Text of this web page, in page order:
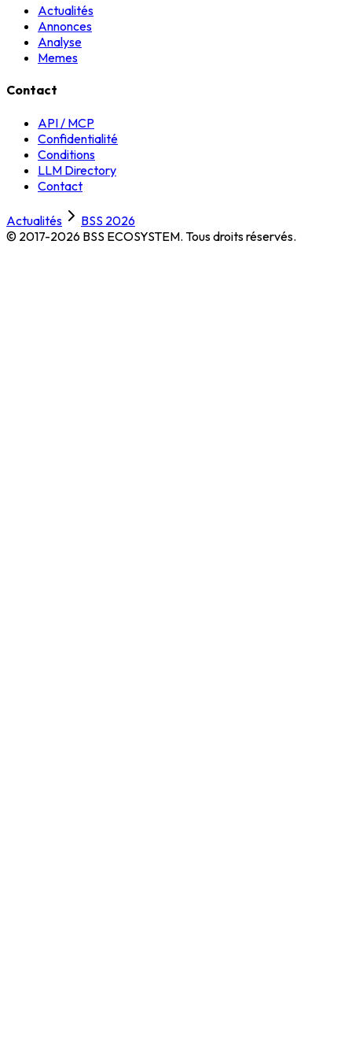
Actualités
Annonces
Analyse
Memes
Contact
API / MCP
Confidentialité
Conditions
LLM Directory
Contact
Actualités
BSS 2026
© 2017-2026 BSS ECOSYSTEM. Tous droits réservés.